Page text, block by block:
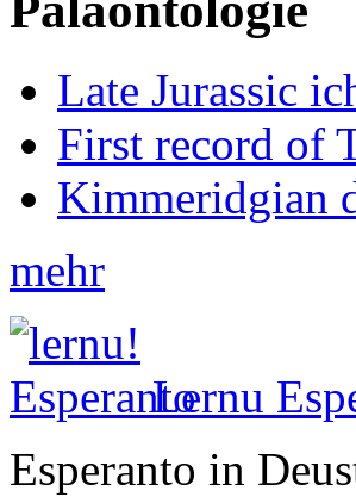
Late Jurassic
First record of
Kimmeridgian
mehr
Lernu
Esperanto in